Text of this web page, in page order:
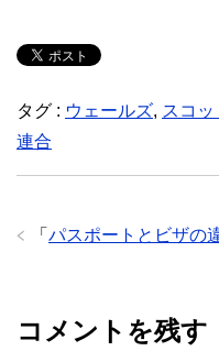
タグ : ウェールズ, スコッ
連合
「 パスポートとビザの
コメントを残す